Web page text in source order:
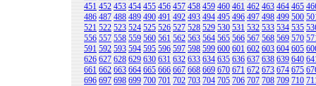
451 452 453 454 455 456 457 458 459 460 461 462 463 464 465
486 487 488 489 490 491 492 493 494 495 496 497 498 499 500
521 522 523 524 525 526 527 528 529 530 531 532 533 534 535
556 557 558 559 560 561 562 563 564 565 566 567 568 569 570
591 592 593 594 595 596 597 598 599 600 601 602 603 604 605
626 627 628 629 630 631 632 633 634 635 636 637 638 639 640
661 662 663 664 665 666 667 668 669 670 671 672 673 674 675
696 697 698 699 700 701 702 703 704 705 706 707 708 709 710